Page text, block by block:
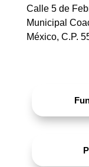
Calle 5 de
Municipal
México, C.P.